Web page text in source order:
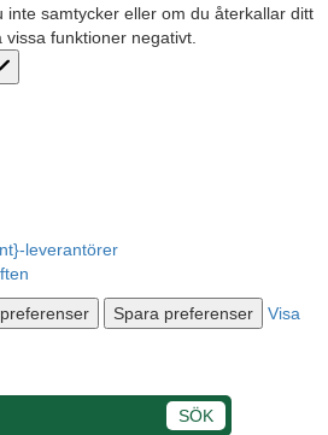
inte samtycker eller om du återkallar ditt
funktioner negativt.
leverantörer
Spara preferenser
Visa